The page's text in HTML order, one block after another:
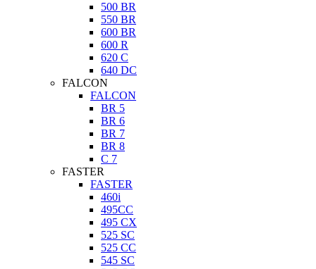
500 BR
550 BR
600 BR
600 R
620 C
640 DC
FALCON
FALCON
BR 5
BR 6
BR 7
BR 8
C 7
FASTER
FASTER
460i
495CC
495 CX
525 SC
525 CC
545 SC